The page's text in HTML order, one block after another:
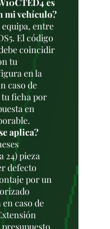
es
mi vehículo?
entre
El código
coincidir
tu
en la
caso de
ficha por
en
aplica?
24) pieza
defecto
por un
caso de